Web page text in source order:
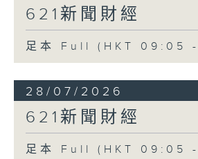
621新聞財經
足本 Full (HKT 09:05
28/07/2026
621新聞財經
足本 Full (HKT 09:05